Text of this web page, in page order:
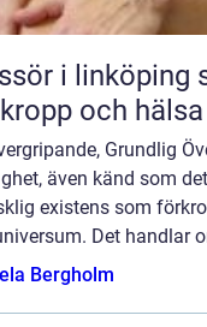
så hittar du rätt behandling
och hälsa
Grundlig
även känd som
existens som
Det handlar
Bergholm